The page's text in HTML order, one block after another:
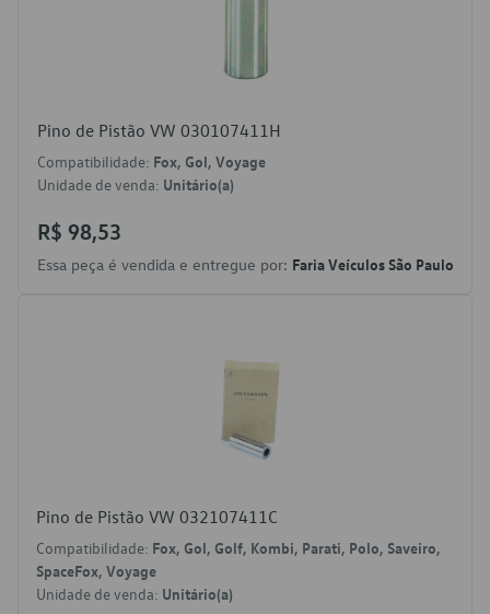
Pino de Pistão VW 030107411H
Compatibilidade: Fox, Gol, Voyage
Unidade de venda: Unitário(a)
R$ 98,53
Essa peça é vendida e entregue por: Faria Veículos São Paulo
Pino de Pistão VW 032107411C
Compatibilidade: Fox, Gol, Golf, Kombi, Parati, Polo, Saveiro,
SpaceFox, Voyage
Unidade de venda: Unitário(a)